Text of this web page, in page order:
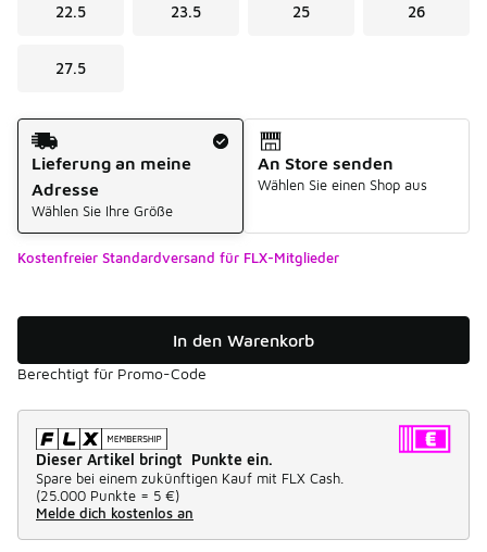
22.5 23.5 25 26
27.5
Versandart
Lieferung an meine
Adresse
Wählen Sie Ihre Größe
An Store senden
Wählen Sie einen Shop aus
Kostenfreier Standardversand für FLX-Mitglieder
In den Warenkorb
Berechtigt für Promo-Code
Dieser Artikel bringt Punkte ein.
Spare bei einem zukünftigen Kauf mit FLX Cash.
(25.000 Punkte = 5 €)
Melde dich kostenlos an